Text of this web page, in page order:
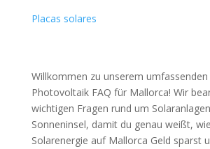
Placas solares
Willkommen zu unserem umfassenden
Photovoltaik FAQ für Mallorca! Wir
wichtigen Fragen rund um
Sonneninsel, damit du genau weißt,
Solarenergie auf Mallorca Geld sparst